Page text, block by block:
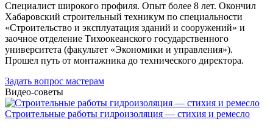
Специалист широкого профиля. Опыт более 8 лет. Окончил
Хабаровский строительный техникум по специальности
«Строительство и эксплуатация зданий и сооружений» и
заочное отделение Тихоокеанского государственного
университета (факультет «Экономики и управления»).
Прошел путь от монтажника до технического директора.
Задать вопрос мастерам
Видео-советы
Строительные работы гидроизоляция — стихия и ремесло